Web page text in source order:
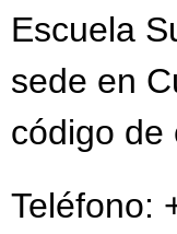
Escuela
sede en
código de
Teléfono: